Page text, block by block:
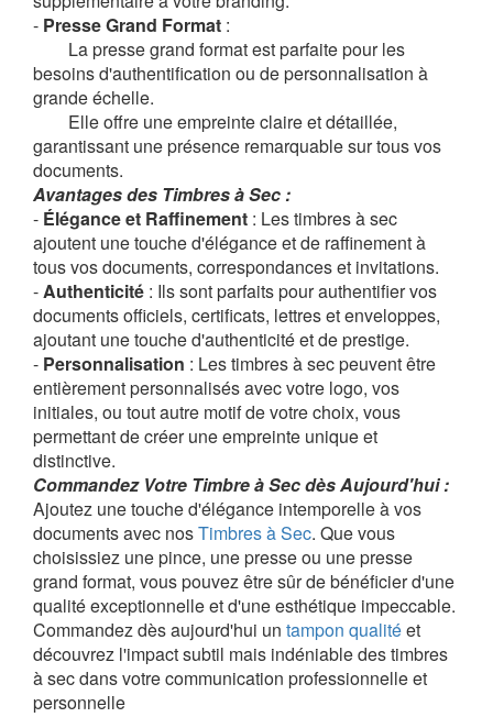
- Presse Grand Format :
La presse grand format est parfaite pour les
besoins d'authentification ou de personnalisation à
grande échelle.
Elle offre une empreinte claire et détaillée,
garantissant une présence remarquable sur tous vos
documents.
Avantages des Timbres à Sec :
- Élégance et Raffinement : Les timbres à sec
ajoutent une touche d'élégance et de raffinement à
tous vos documents, correspondances et invitations.
-Authenticité : Ils sont parfaits pour authentifier vos
documents officiels, certificats, lettres et enveloppes,
ajoutant une touche d'authenticité et de prestige.
- Personnalisation : Les timbres à sec peuvent être
entièrement personnalisés avec votre logo, vos
initiales, ou tout autre motif de votre choix, vous
permettant de créer une empreinte unique et
distinctive.
Commandez Votre Timbre à Sec dès Aujourd'hui :
Ajoutez une touche d'élégance intemporelle à vos
documents avec nosTimbres à Sec. Que vous
choisissiez une pince, une presse ou une presse
grand format, vous pouvez être sûr de bénéficier d'une
qualité exceptionnelle et d'une esthétique impeccable.
Commandez dès aujourd'hui un tampon qualitéet
découvrez l'impact subtil mais indéniable des timbres
à sec dans votre communication professionnelle et
personnelle